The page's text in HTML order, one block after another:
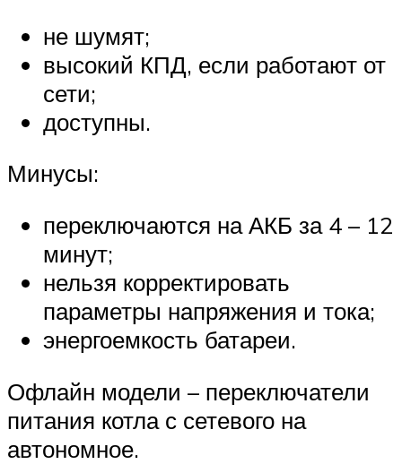
не шумят;
высокий КПД, если работают от
сети;
доступны.
Минусы:
переключаются на АКБ за 4 – 12
минут;
нельзя корректировать
параметры напряжения и тока;
энергоемкость батареи.
Офлайн модели – переключатели
питания котла с сетевого на
автономное.